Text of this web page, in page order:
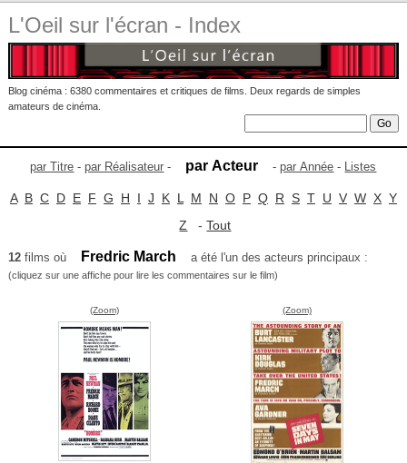
L'Oeil sur l'écran - Index
Blog cinéma : 6380 commentaires et critiques de films. Deux regards de simples
amateurs de cinéma.
par Titre -par Réalisateur - par Acteur -par Année - Listes
A B C D E F G H I J K L M N O P Q R S T U V W X Y
Z -Tout
12films où Fredric March a été l'un des acteurs principaux :
(cliquez sur une affiche pour lire les commentaires sur le film)
(Zoom) (Zoom)